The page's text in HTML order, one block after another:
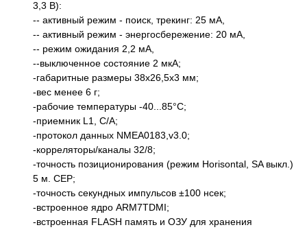
3,3 B):
-- активный режим - поиск, трекинг: 25 мА,
-- активный режим - энергосбережение: 20 мА,
-- режим ожидания 2,2 мА,
--выключенное состояние 2 мкА;
-габаритные размеры 38х26,5х3 мм;
-вес менее 6 г;
-рабочие температуры -40...85°С;
-приемник L1, C/A;
-протокол данных NMEA0183,v3.0;
-корреляторы/каналы 32/8;
-точность позиционирования (режим Horisontal, SA выкл.)
5 м. CEP;
-точность секундных импульсов ±100 нсек;
-встроенное ядро ARM7TDMI;
-встроенная FLASH память и ОЗУ для хранения